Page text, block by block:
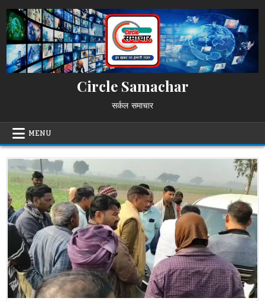
to
content
Circle Samachar
सर्कल समाचार
MENU